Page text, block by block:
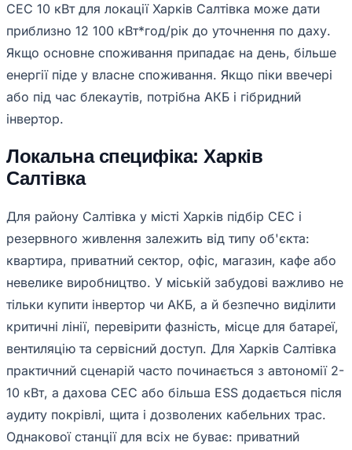
СЕС 10 кВт для локації Харків Салтівка може дати
приблизно 12 100 кВт*год/рік до уточнення по даху.
Якщо основне споживання припадає на день, більше
енергії піде у власне споживання. Якщо піки ввечері
або під час блекаутів, потрібна АКБ і гібридний
інвертор.
Локальна специфіка: Харків
Салтівка
Для району Салтівка у місті Харків підбір СЕС і
резервного живлення залежить від типу об'єкта:
квартира, приватний сектор, офіс, магазин, кафе або
невелике виробництво. У міській забудові важливо не
тільки купити інвертор чи АКБ, а й безпечно виділити
критичні лінії, перевірити фазність, місце для батареї,
вентиляцію та сервісний доступ. Для Харків Салтівка
практичний сценарій часто починається з автономії 2-
10 кВт, а дахова СЕС або більша ESS додається після
аудиту покрівлі, щита і дозволених кабельних трас.
Однакової станції для всіх не буває: приватний